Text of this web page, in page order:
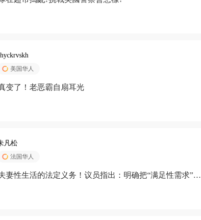
美国华人
变了！老恶霸自扇耳光
凡松
法国华人
妻性生活的法定义务！议员指出：明确把“满足性需求”排